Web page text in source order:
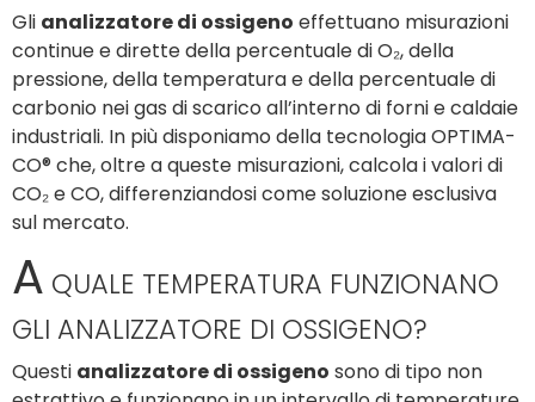
Gli analizzatore di ossigeno effettuano misurazioni
continue e dirette della percentuale di O₂, della
pressione, della temperatura e della percentuale di
carbonio nei gas di scarico all’interno di forni e caldaie
industriali. In più disponiamo della tecnologia OPTIMA-
CO® che, oltre a queste misurazioni, calcola i valori di
CO₂ e CO, differenziandosi come soluzione esclusiva
sul mercato.
A QUALE TEMPERATURA FUNZIONANO
GLI ANALIZZATORE DI OSSIGENO?
Questi analizzatore di ossigeno sono di tipo non